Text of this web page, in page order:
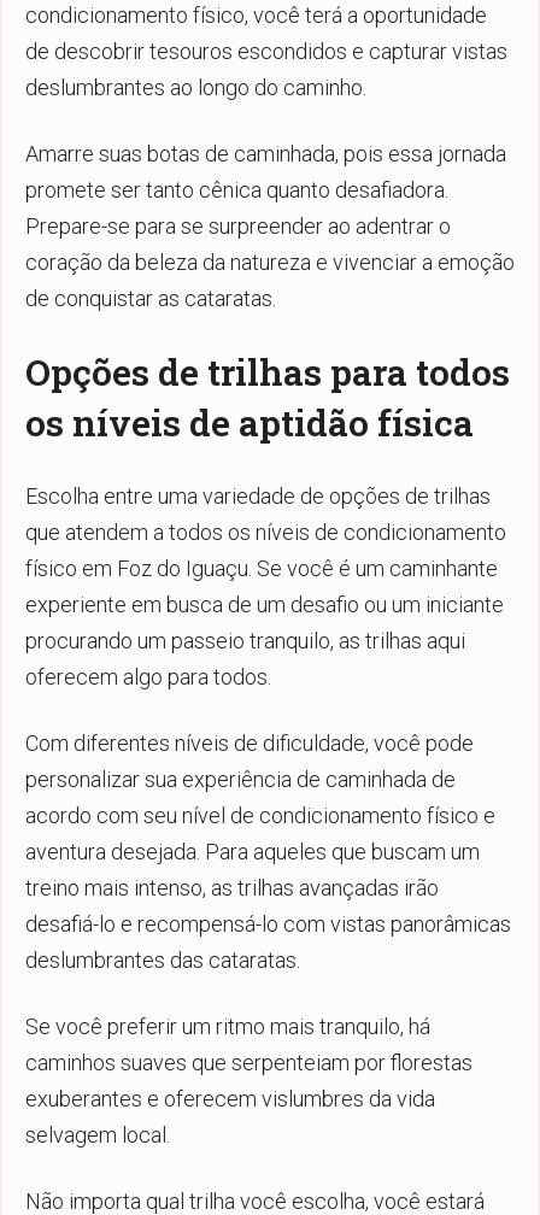
condicionamento físico, você terá a oportunidade
de descobrir tesouros escondidos e capturar vistas
deslumbrantes ao longo do caminho.
Amarre suas botas de caminhada, pois essa jornada
promete ser tanto cênica quanto desafiadora.
Prepare-se para se surpreender ao adentrar o
coração da beleza da natureza e vivenciar a emoção
de conquistar as cataratas.
Opções de trilhas para todos
os níveis de aptidão física
Escolha entre uma variedade de opções de trilhas
que atendem a todos os níveis de condicionamento
físico em Foz do Iguaçu. Se você é um caminhante
experiente em busca de um desafio ou um iniciante
procurando um passeio tranquilo, as trilhas aqui
oferecem algo para todos.
Com diferentes níveis de dificuldade, você pode
personalizar sua experiência de caminhada de
acordo com seu nível de condicionamento físico e
aventura desejada. Para aqueles que buscam um
treino mais intenso, as trilhas avançadas irão
desafiá-lo e recompensá-lo com vistas panorâmicas
deslumbrantes das cataratas.
Se você preferir um ritmo mais tranquilo, há
caminhos suaves que serpenteiam por florestas
exuberantes e oferecem vislumbres da vida
selvagem local.
Não importa qual trilha você escolha, você estará